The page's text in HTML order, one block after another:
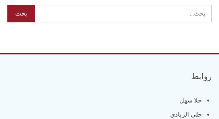
روابط
حلا سهل
حلى الزبادي